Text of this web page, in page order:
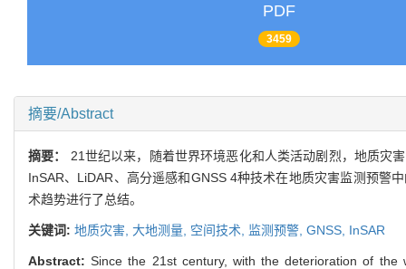
PDF
3459
摘要/Abstract
摘要： 21世纪以来，随着世界环境恶化和人类活动剧烈，地质灾
InSAR、LiDAR、高分遥感和GNSS 4种技术在地质灾害监测预警
术趋势进行了总结。
关键词: 地质灾害, 大地测量, 空间技术, 监测预警, GNSS, InSAR
Abstract:Since the 21st century, with the deterioration of the